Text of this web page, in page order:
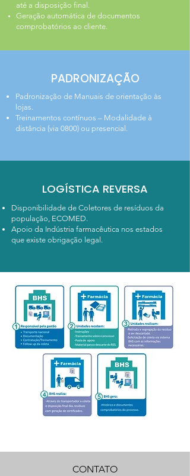
até a disposição final.
Geração automática de documentos
comprobatórios ao cliente.
PADRONIZAÇÃO
Padronização de Manuais de orientação às
lojas.
Treinamentos contínuos – Modalidade à
distância (via 0800) ou presencial.
LOGÍSTICA REVERSA
Disponibilidade de Coletores de resíduos da
população, ECOMED.
Apoio da Indústria farmacêutica nos estados
que existe obrigação legal.
CONTATO